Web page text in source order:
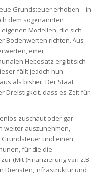
Grundsteuer erhoben – in
dem sogenannten
Modellen, die sich
Bodenwerten richten. Aus
einer
Hebesatz ergibt sich
fällt jedoch nun
als bisher. Der Staat
Dreistigkeit, dass es Zeit für
zuschaut oder gar
weiter auszunehmen,
und einen
für die die
(Mit-)Finanzierung von z.B.
Diensten, Infrastruktur und